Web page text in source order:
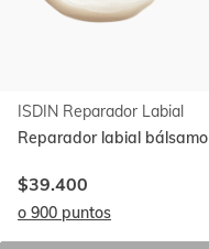
ISDIN Reparador Labial
Reparador labial bálsamo
$39.400
o 900 puntos